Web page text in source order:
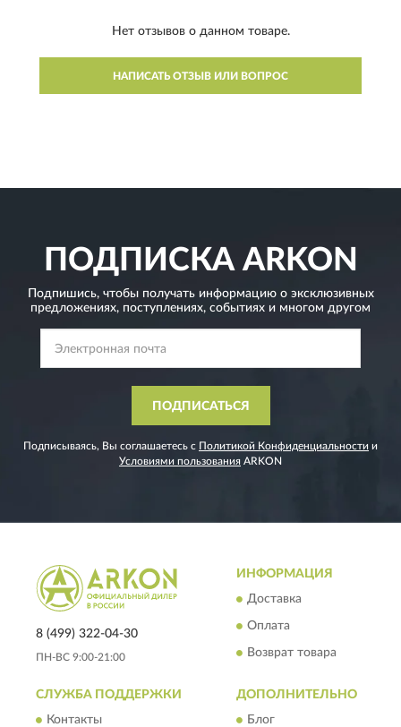
Нет отзывов о данном товаре.
НАПИСАТЬ ОТЗЫВ ИЛИ ВОПРОС
ПОДПИСКАARKON
Подпишись, чтобы получать информацию о эксклюзивных
предложениях, поступлениях, событиях и многом другом
ПОДПИСАТЬСЯ
Подписываясь, Вы соглашаетесь с Политикой Конфиденциальности и
Условиями пользования ARKON
8 (499) 322-04-30
ПН-ВС 9:00-21:00
ИНФОРМАЦИЯ
Доставка
Оплата
Возврат товара
СЛУЖБА ПОДДЕРЖКИ
Контакты
ДОПОЛНИТЕЛЬНО
Блог